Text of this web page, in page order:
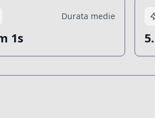
Durata medie
1s